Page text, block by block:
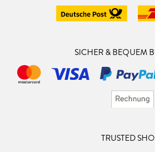
SICHER & BEQUEM
TRUSTED